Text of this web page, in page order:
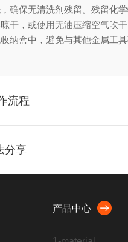
保无清洗剂残留。残留化学
，或使用无油压缩空气吹干
盒中，避免与其他金属工具
流程
分享
产品中心